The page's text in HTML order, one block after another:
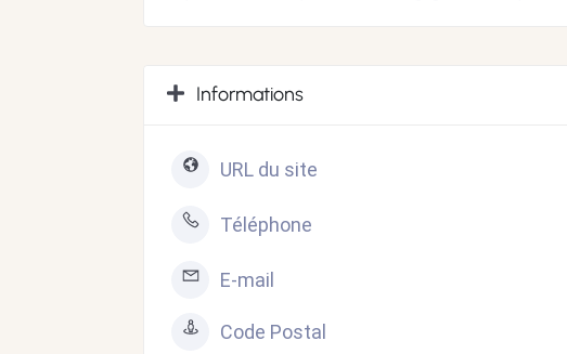
Informations
URL du site
Téléphone
E-mail
Code Postal